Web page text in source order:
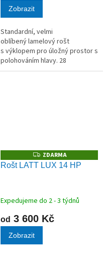
Zobrazit
Standardní, velmi
oblíbený lamelový rošt
s výklopem pro úložný prostor s
polohováním hlavy. 28
březových lamel
Z
D
A
ZDARMA
Rošt LATT LUX 14 HP
Expedujeme do 2 - 3 týdnů
od 3 600 Kč
Zobrazit